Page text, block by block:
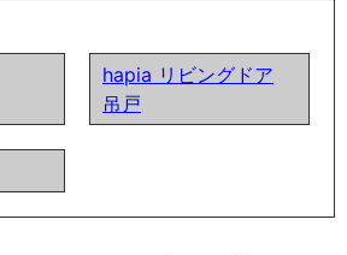
hapia リビングドア
吊戸